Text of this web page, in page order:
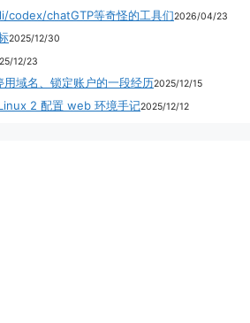
codex/chatGTP等奇怪的工具们2026/04/23
2025/12/30
12/23
域名、锁定账户的一段经历2025/12/15
2 配置 web 环境手记2025/12/12